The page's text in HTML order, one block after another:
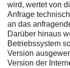
wird, wertet von
Anfrage
an das
Darüber hinaus
Betriebssystem
Version
Version der